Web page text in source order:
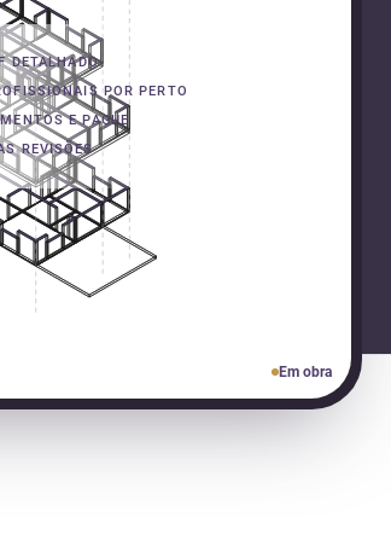
DETALHADO
POR PERTO
E PAGUE
REVISÕES
Em obra